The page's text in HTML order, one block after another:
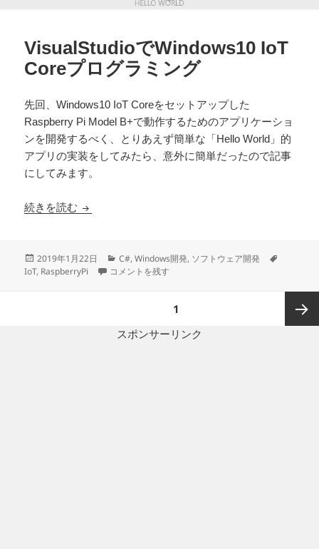
VisualStudioでWindows10 IoT
Coreプログラミング
先回、Windows10 IoT Coreをセットアップした
Raspberry Pi Model B+で動作するためのアプリケーショ
ンを開発するべく、とりあえず簡単な「Hello World」的
アプリの実装をしてみたら、意外に簡単だったので記事
にしてみます。
続きを読む VisualStudioでWindows10 IoT Coreプログラミン
投
稿
2019年1月22日
カ
テ
C#,Windows開発, ソフトウェア開発
IoT, RaspberryPi VisualStudioでWindows10 IoT Coreプログラミング に
コメントを残す
1
スポンサーリンク